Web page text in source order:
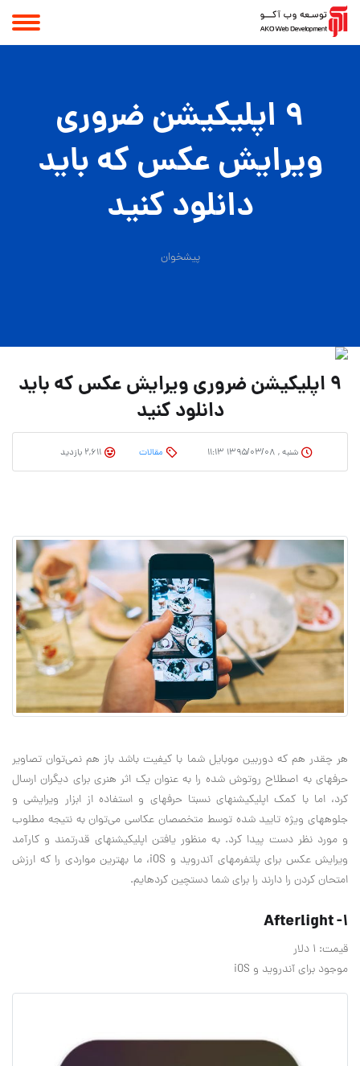
۹ اپلیکیشن ضروری
ویرایش عکس که باید
دانلود کنید
پیشخوان
۹ اپلیکیشن ضروری ویرایش عکس که باید
دانلود کنید
شنبه , ۱۳۹۵/۰۳/۰۸ ۱۱:۱۳ مقالات
هر چقدر هم که دوربين موبایل شما با کیفیت باشد باز هم نمی‌توان تصاویر
حرفه‎ای به اصطلاح روتوش شده را به عنوان یک اثر هنری برای دیگران ارسال
کرد، اما با کمک اپلیکیشن‎های نسبتا حرفه‎ای و استفاده از ابزار ویرایشی و
جلوه‎های ویژه تایید شده توسط متخصصان عکاسی می‌توان به نتیجه مطلوب
و مورد نظر دست پيدا کرد. به منظور یافتن اپلیکیشن‎های قدرتمند و کارآمد
ویرایش عکس برای پلتفرم‎های آندروید و iOS، ما بهترین مواردی را که ارزش
امتحان کردن را دارند را برای شما دست‎چین کرده‎ایم.
1- Afterlight
قیمت: 1 دلار
موجود برای آندروید و iOS